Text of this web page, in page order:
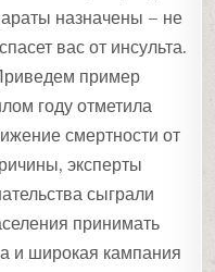
назначены – не
вас от инсульта.
пример
году отметила
смертности от
эксперты
сыграли
принимать
и широкая кампания